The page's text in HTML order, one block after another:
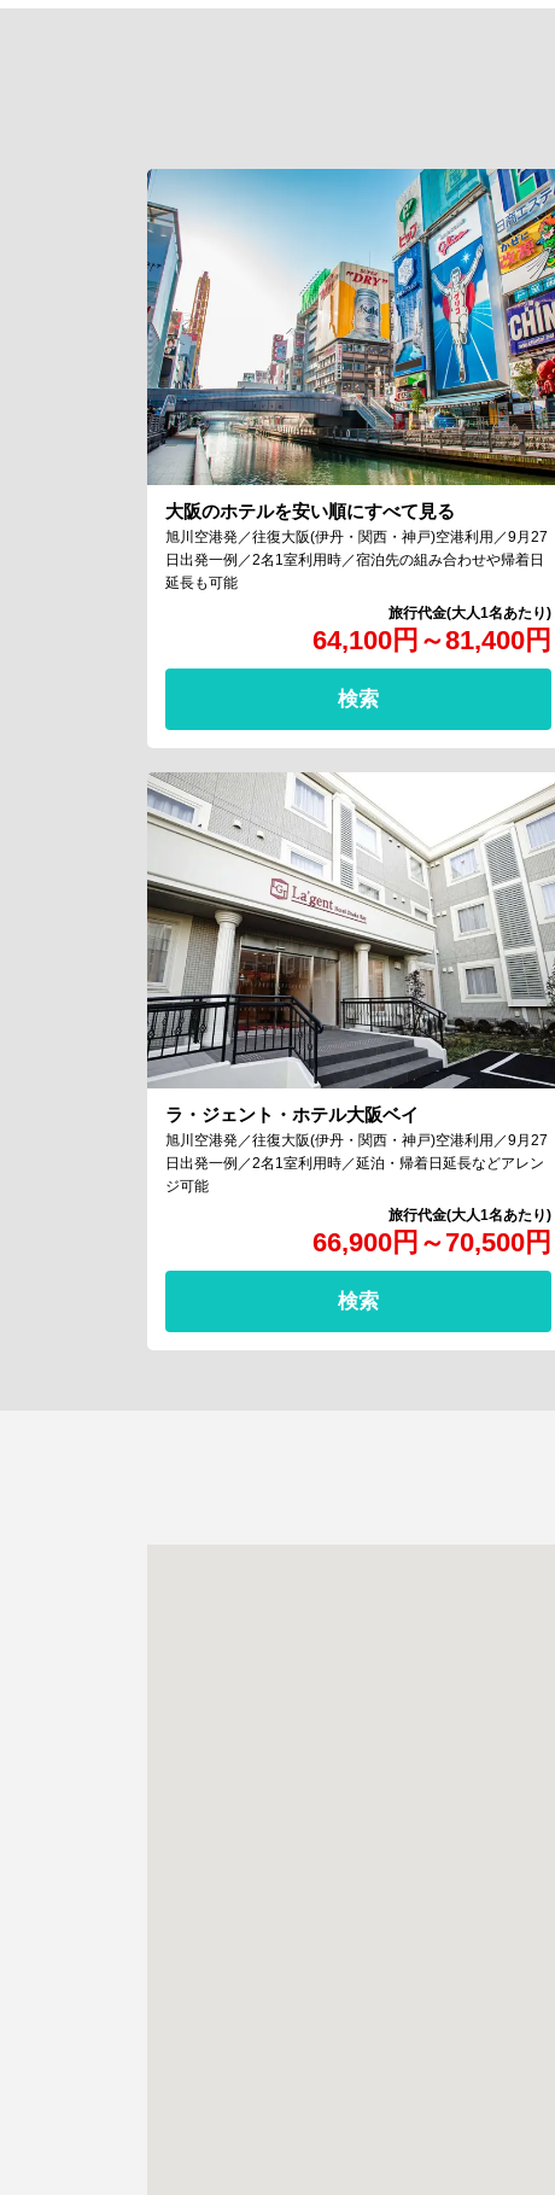
大阪のホテルを安い順にすべて見る
64,100円 ～81,400円
旭川空港発／往復大阪(伊丹・関西・神戸)空港利用／9月27
日出発一例／2名1室利用時／宿泊先の組み合わせや帰着日
延長も可能
検索
ラ・ジェント・ホテル大阪ベイ
66,900円 ～70,500円
旭川空港発／往復大阪(伊丹・関西・神戸)空港利用／9月27
日出発一例／2名1室利用時／延泊・帰着日延長などアレン
ジ可能
検索